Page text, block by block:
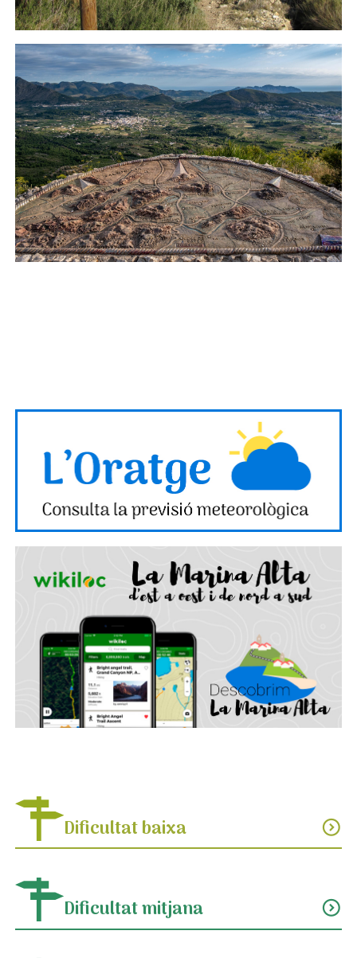
Dificultat baixa expand_circle_down
Dificultat mitjana expand_circle_down